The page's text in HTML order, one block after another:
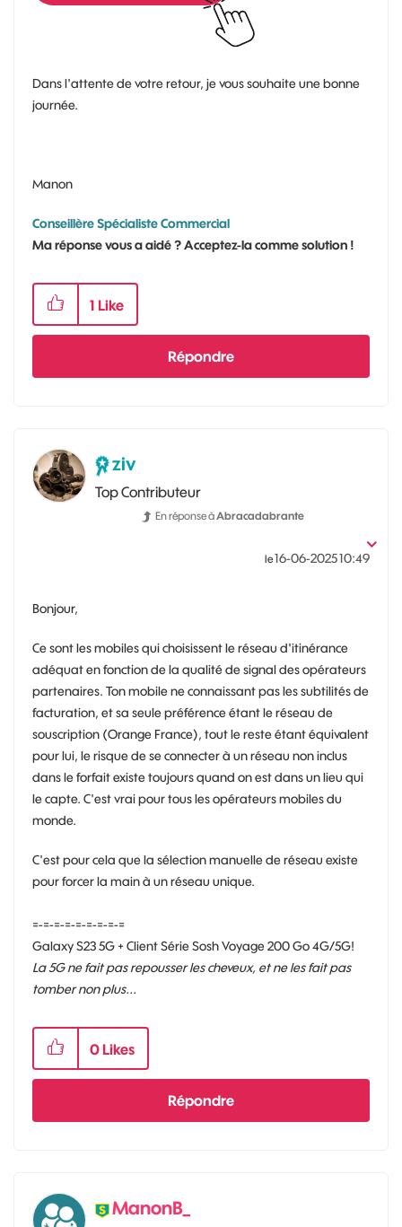
Dans l'attente de votre retour, je vous souhaite une bonne
journée.
Manon
Conseillère Spécialiste Commercial
Ma réponse vous a aidé ? Acceptez-la comme solution !
1 Like
Répondre
ziv
Top Contributeur
En réponse àAbracadabrante
le‎16-06-202510:49
Bonjour,
Ce sont les mobiles qui choisissent le réseau d'itinérance
adéquat en fonction de la qualité de signal des opérateurs
partenaires. Ton mobile ne connaissant pas les subtilités de
facturation, et sa seule préférence étant le réseau de
souscription (Orange France), tout le reste étant équivalent
pour lui, le risque de se connecter à un réseau non inclus
dans le forfait existe toujours quand on est dans un lieu qui
le capte. C'est vrai pour tous les opérateurs mobiles du
monde.
C'est pour cela que la sélection manuelle de réseau existe
pour forcer la main à un réseau unique.
=-=-=-=-=-=-=-=-=
Galaxy S23 5G + Client Série Sosh Voyage 200 Go 4G/5G!
La 5G ne fait pas repousser les cheveux, et ne les fait pas
tomber non plus...
0 Likes
Répondre
ManonB_